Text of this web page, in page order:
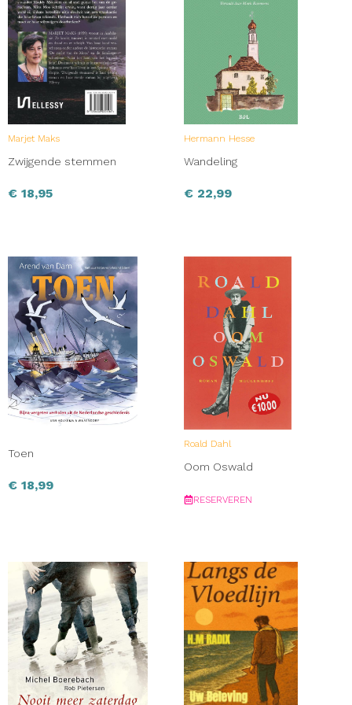
moeder, Sukedai. Zij stierf echter kort na de geboorte van
Nijo, en Go-Fukakusa richtte zijn genegenheid op Nijo. Zij
werd op vierjarige leeftijd naar het hof gebracht en
groeide daar op.
Haar relaas begint in 1271, toen Nijo door haar vader aan
Go-Fukakusa werd gegeven als concubine.
Marjet Maks
Zwijgende stemmen
€ 18,95
Hermann Hesse
Wandeling
€ 22,99
Toen
€ 18,99
Roald Dahl
Oom Oswald
RESERVEREN